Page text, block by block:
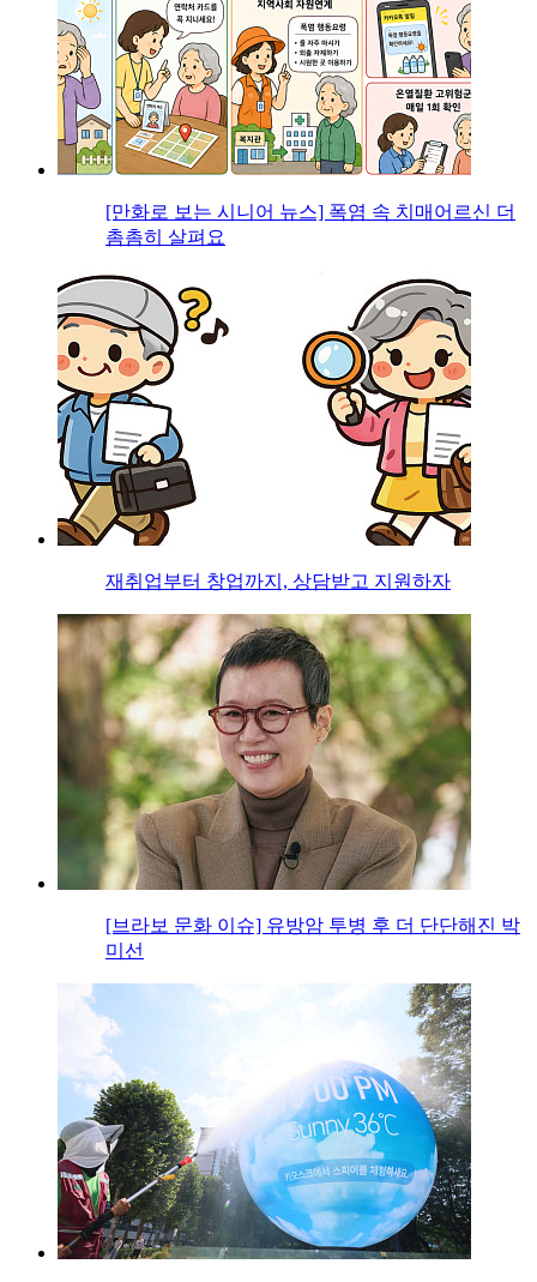
[만화로 보는 시니어 뉴스] 폭염 속 치매어르신 더
촘촘히 살펴요
재취업부터 창업까지, 상담받고 지원하자
[브라보 문화 이슈] 유방암 투병 후 더 단단해진 박
미선